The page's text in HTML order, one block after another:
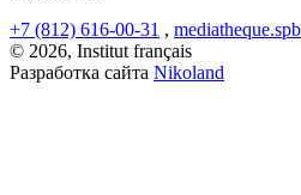
+7 (812) 616-00-31 ,
© 2026, Institut français
Разработка сайта Nikoland